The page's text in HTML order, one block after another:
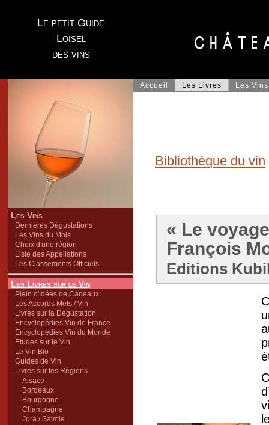
Le petit Guide
Loisel
des vins
Les Vins
Dernières Dégustations
Les Vins du Mois
Choix d'une région
Liste des Appellations
Les Classements Officiels
Les Livres sur le Vin
Plein d'Idées de Cadeaux
Les Accords Mets / Vin
Livres sur la Dégustation
Encyclopédies Vin de France
Encyclopédies Vin du Monde
Etudes sur le Vin
Le Vin Bio
Guides de Vin
Livres sur les Régions
Alsace
Bordeaux
Bourgogne
Champagne
Jura / Savoie
Accueil Les Livres Les Vins
Bibliothèque du vin
« Le
François
Editions